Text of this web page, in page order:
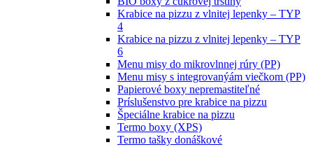
Krabice na pizzu z vlnitej lepenky – TYP
4
Krabice na pizzu z vlnitej lepenky – TYP
6
Menu misy do mikrovlnnej rúry (PP)
Menu misy s integrovanýám viečkom (PP)
Papierové boxy nepremastiteľné
Príslušenstvo pre krabice na pizzu
Špeciálne krabice na pizzu
Termo boxy (XPS)
Termo tašky donáškové